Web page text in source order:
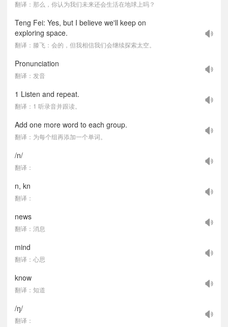
翻译：那么，你认为我们未来还会生活在地球上吗？
Teng Fei: Yes, but I believe we'll keep on
exploring space.
翻译：滕飞：会的，但我相信我们会继续探索太空。
Pronunciation
翻译：发音
1 Listen and repeat.
翻译：1 听录音并跟读。
Add one more word to each group.
翻译：为每个组再添加一个单词。
/n/
翻译：
n, kn
翻译：
news
翻译：消息
mind
翻译：心思
know
翻译：知道
/ŋ/
翻译：